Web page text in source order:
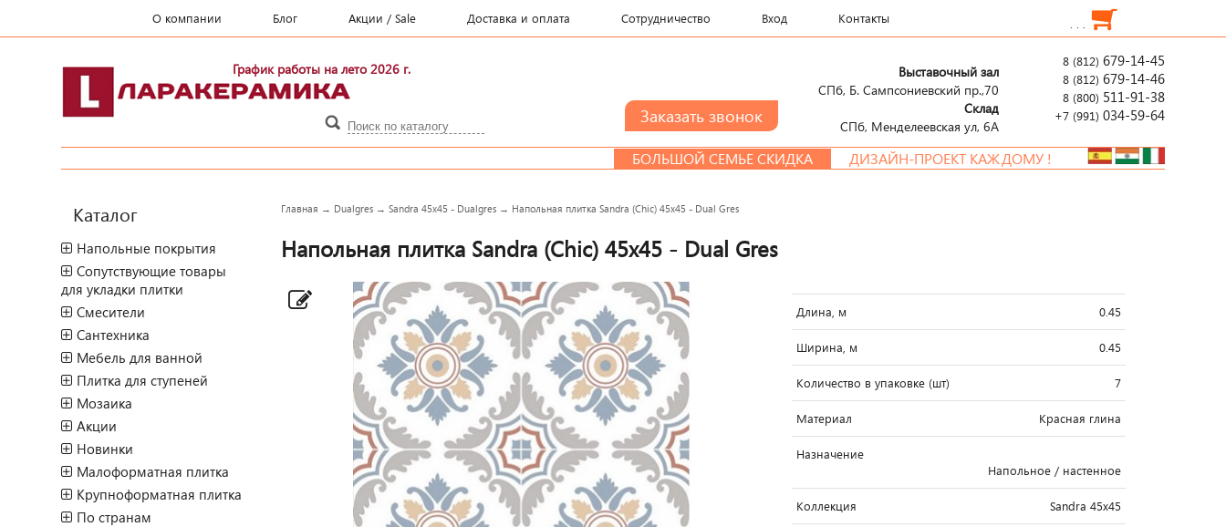
О компании Блог Акции / Sale Доставка и оплата Сотрудничество Вход Контакты . . .
График работы на лето 2026 г. 8 (812) 679-14-45
8 (812) 679-14-46
8 (800) 511-91-38
+7 (991) 034-59-64
Выставочный зал
СПб, Б. Сампсониевский пр.,70
Склад
СПб, Менделеевcкая ул, 6А
БОЛЬШОЙ СЕМЬЕ СКИДКА ДИЗАЙН-ПРОЕКТ КАЖДОМУ !
Каталог
Напольные покрытия
Сопутствующие товары
для укладки плитки
Смесители
Сантехника
Мебель для ванной
Плитка для ступеней
Мозаика
Акции
Новинки
Малоформатная плитка
Крупноформатная плитка
По странам
Главная → Dualgres →Sandra 45x45 - Dualgres → Напольная плитка Sandra (Chic) 45x45 - Dual Gres
Напольная плитка Sandra (Chic) 45x45 - Dual Gres
Длина, м 0.45
Ширина, м 0.45
Количество в упаковке (шт) 7
Материал Красная глина
Назначение
Напольное / настенное
Коллекция Sandra 45x45